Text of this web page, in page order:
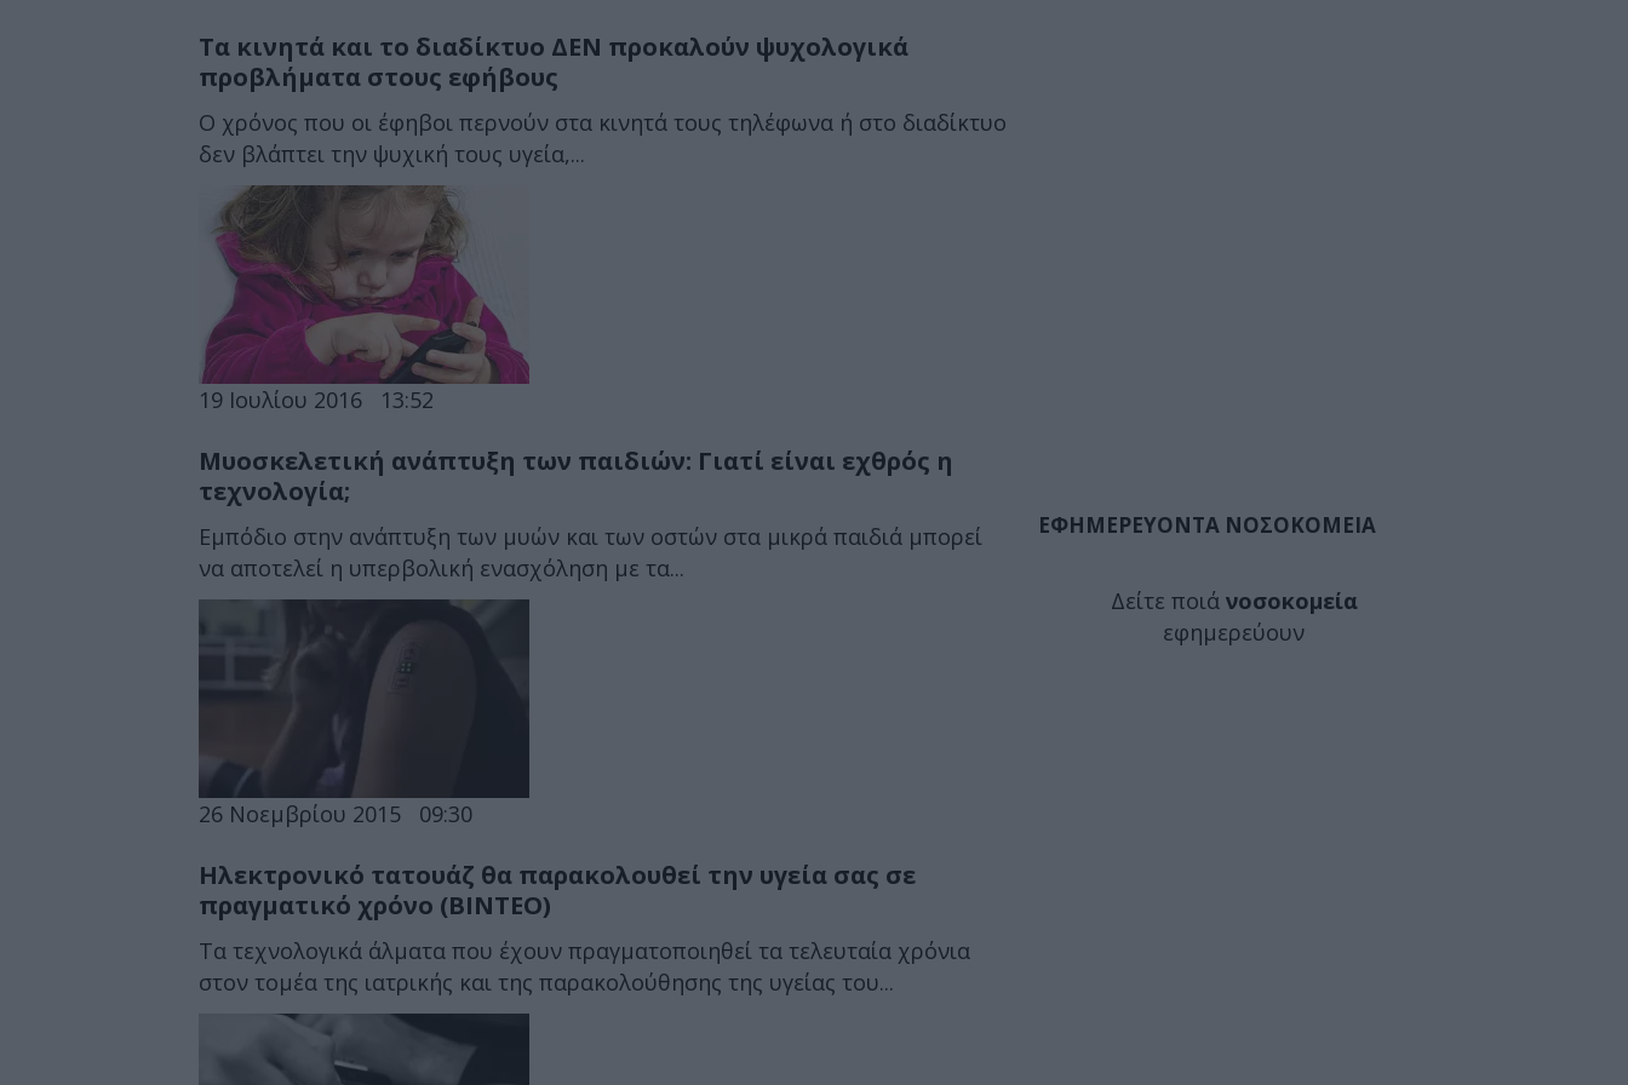
Τα κινητά και το διαδίκτυο ΔΕΝ προκαλούν ψυχολογικά
προβλήματα στους εφήβους
Ο χρόνος που οι έφηβοι περνούν στα κινητά τους τηλέφωνα ή στο διαδίκτυο
δεν βλάπτει την ψυχική τους υγεία,...
19 Ιουλίου 2016 13:52
Μυοσκελετική ανάπτυξη των παιδιών: Γιατί είναι εχθρός η
τεχνολογία;
Εμπόδιο στην ανάπτυξη των μυών και των οστών στα μικρά παιδιά μπορεί
να αποτελεί η υπερβολική ενασχόληση με τα...
26 Νοεμβρίου 2015 09:30
Ηλεκτρονικό τατουάζ θα παρακολουθεί την υγεία σας σε
πραγματικό χρόνο (ΒΙΝΤΕΟ)
Τα τεχνολογικά άλματα που έχουν πραγματοποιηθεί τα τελευταία χρόνια
στον τομέα της ιατρικής και της παρακολούθησης της υγείας του...
ΕΦΗΜΕΡΕΥΟΝΤΑ ΝΟΣΟΚΟΜΕΙΑ
Δείτε ποιά νοσοκομεία
εφημερεύουν